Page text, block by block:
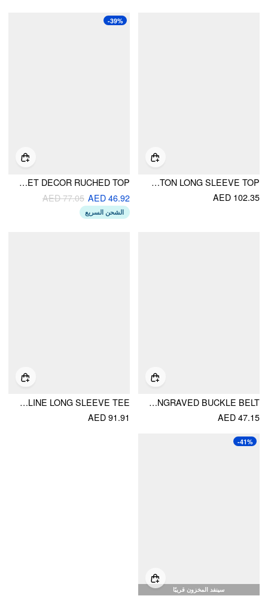
COTTON-BLEND STRIPE BUTTON LONG SLEEVE TOP
AED 102.35
-39%
V-NECK RIVET DECOR RUCHED TOP
AED 46.92
AED 77.05
الشحن السريع
SNAKE-EFFECT DECOR ENGRAVED BUCKLE BELT
AED 47.15
COTTON-BLEND CAT GRAPHIC STRIPED ROUND NECKLINE LONG SLEEVE TEE
AED 91.91
سينفد المخزون قريبًا
-41%